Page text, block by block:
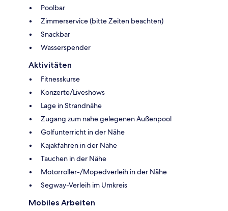
Poolbar
Zimmerservice (bitte Zeiten beachten)
Snackbar
Wasserspender
Aktivitäten
Fitnesskurse
Konzerte/Liveshows
Lage in Strandnähe
Zugang zum nahe gelegenen Außenpool
Golfunterricht in der Nähe
Kajakfahren in der Nähe
Tauchen in der Nähe
Motorroller-/Mopedverleih in der Nähe
Segway-Verleih im Umkreis
Mobiles Arbeiten